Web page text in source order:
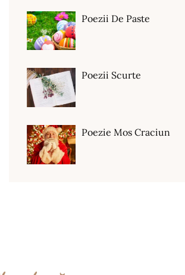
Poezii De Paste
Poezii Scurte
Poezie Mos Craciun